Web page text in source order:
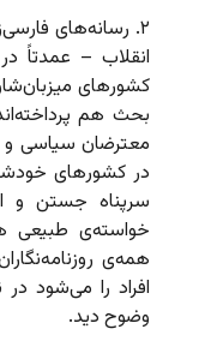
۲. رسانه‌های
انقلاب – عمدتاً
کشورهای
بحث هم
معترضان سیاسی و
در کشورهای
سرپناه جستن و
خواسته‌ی طبیعی
همه‌ی
افراد را می‌شود
وضوح دید.